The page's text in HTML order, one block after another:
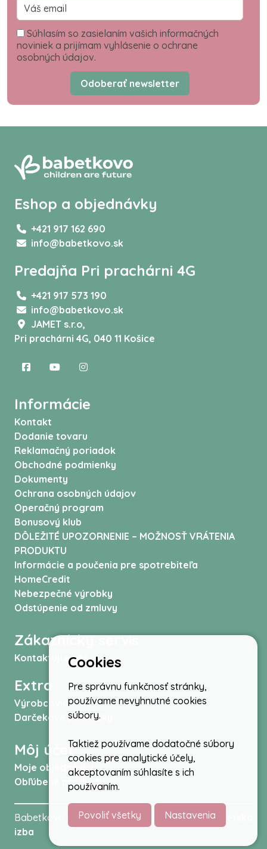
Súhlasím so zasielaním vašich informačných
noviniek a prijímam vyhlásenie o ochrane
osobných údajov.
Odoberať newsletter
Eshop a objednávky
+421 917 162 690
info@babetkovo.sk
Predajňa Pri prachárni 4G
+421 917 573 190
info@babetkovo.sk
JAMET s.r.o,
Pri prachárni 4G, 040 11 Košice
Informácie
Kontakt
Dodanie tovaru
Reklamačný poriadok
Obchodné podmienky
Dokumenty
Ochrana osobných údajov
Operačný program
Bonusový klub
DÔLEŽITÉ UPOZORNENIE – MOŽNOSŤ VRÁTENIA
PRODUKTU
Informácie a poučenia pre spotrebiteľa
HomeCredit
Nebezpečné výrobky
Odstúpenie od zmluvy
Zákaznícky servis
Kontaktujte nás
Extra
Výrobcovia
Darčekové poukážky
Môj účet
Moje objednávky
Obľúbené produkty
Babetkovo.sk © 2026 -Kočíky autosedačky,
izba
Cookies
Pre správnu funkčnosť stránky,
používame nevyhnutné cookies
súbory.
Taktiež používame dodatočné súbory
cookies pre analytické účely,
akceptovaním súhlasíte s ich
používaním.
Povoliť všetky Nastavenia